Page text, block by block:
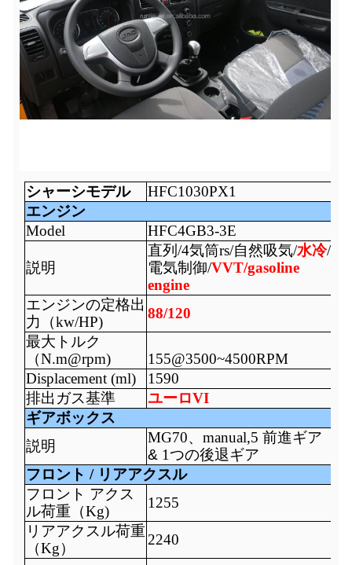
シャーシモデル
HFC1030PX1
エンジン
Model HFC4GB3-3E
説明
直列/4気筒rs/自然吸気/水冷/
電気制御/VVT/gasoline
engine
エンジンの定格出
力（kw/HP)
88/120
最大トルク
（N.m@rpm) 155@3500~4500RPM
Displacement (ml)
1590
排出ガス基準
ユーロVI
ギアボックス
説明
MG70、manual,5前進ギア
& 1つの後退ギア
フロント / リアアクスル
フロント アクス
ル荷重（Kg)
1255
リアアクスル荷重
（Kg）
2240